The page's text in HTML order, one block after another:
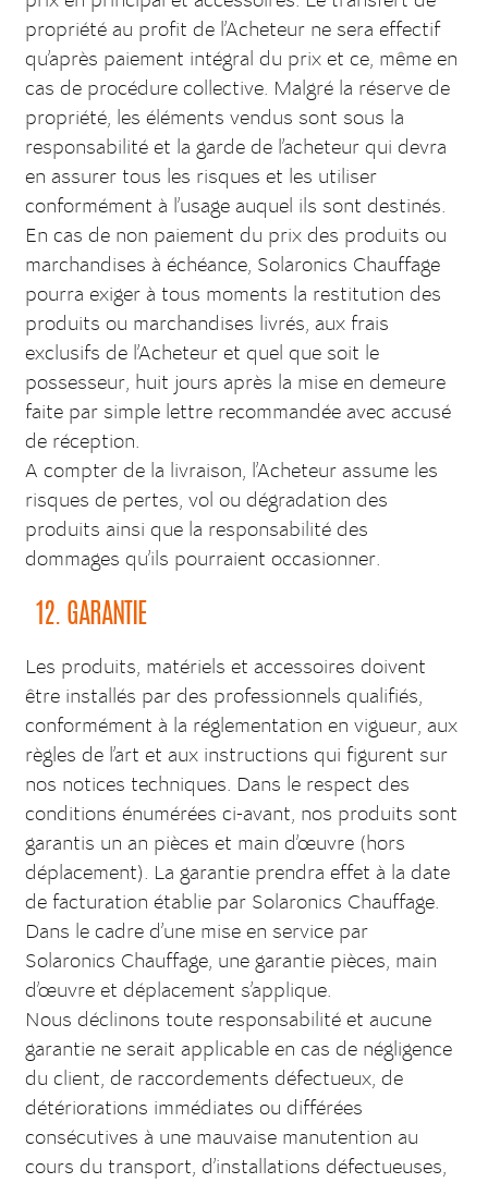
propriété au profit de l’Acheteur ne sera effectif
qu’après paiement intégral du prix et ce, même en
cas de procédure collective. Malgré la réserve de
propriété, les éléments vendus sont sous la
responsabilité et la garde de l’acheteur qui devra
en assurer tous les risques et les utiliser
conformément à l’usage auquel ils sont destinés.
En cas de non paiement du prix des produits ou
marchandises à échéance, Solaronics Chauffage
pourra exiger à tous moments la restitution des
produits ou marchandises livrés, aux frais
exclusifs de l’Acheteur et quel que soit le
possesseur, huit jours après la mise en demeure
faite par simple lettre recommandée avec accusé
de réception.
A compter de la livraison, l’Acheteur assume les
risques de pertes, vol ou dégradation des
produits ainsi que la responsabilité des
dommages qu’ils pourraient occasionner.
12. GARANTIE
Les produits, matériels et accessoires doivent
être installés par des professionnels qualifiés,
conformément à la réglementation en vigueur, aux
règles de l’art et aux instructions qui figurent sur
nos notices techniques. Dans le respect des
conditions énumérées ci-avant, nos produits sont
garantis un an pièces et main d’œuvre (hors
déplacement). La garantie prendra effet à la date
de facturation établie par Solaronics Chauffage.
Dans le cadre d’une mise en service par
Solaronics Chauffage, une garantie pièces, main
d’œuvre et déplacement s’applique.
Nous déclinons toute responsabilité et aucune
garantie ne serait applicable en cas de négligence
du client, de raccordements défectueux, de
détériorations immédiates ou différées
consécutives à une mauvaise manutention au
cours du transport, d’installations défectueuses,